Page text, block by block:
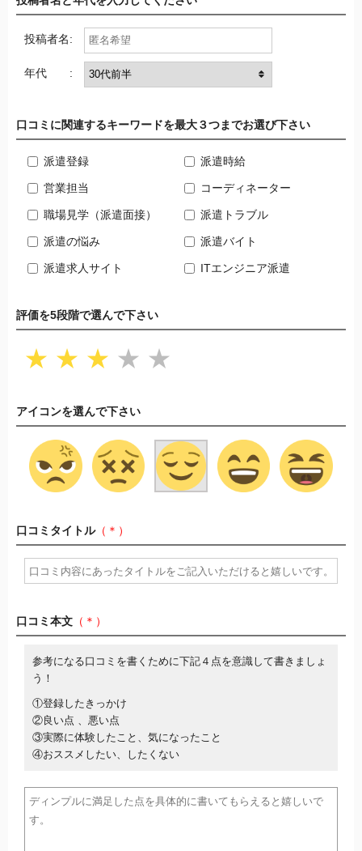
投稿者名:
年代 :
口コミに関連するキーワードを最大３つまでお選び下さい
派遣登録 派遣時給
営業担当 コーディネーター
職場見学（派遣面接） 派遣トラブル
派遣の悩み 派遣バイト
派遣求人サイト ITエンジニア派遣
評価を5段階で選んで下さい
★ ★ ★ ★ ★
アイコンを選んで下さい
口コミタイトル（＊）
口コミ本文 （＊）
参考になる口コミを書くために下記４点を意識して書きましょ
う！
①登録したきっかけ
②良い点 、悪い点
③実際に体験したこと、気になったこと
④おススメしたい、したくない